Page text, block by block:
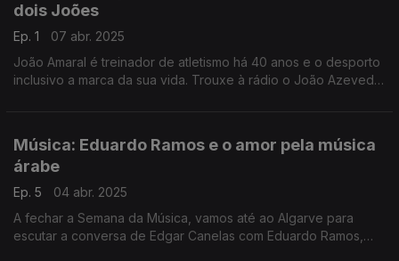
dois Joões
Ep. 1
07 abr. 2025
João Amaral é treinador de atletismo há 40 anos e o desporto
inclusivo a marca da sua vida. Trouxe à rádio o João Azevedo,
Música: Eduardo Ramos e o amor pela música
árabe
Ep. 5
04 abr. 2025
A fechar a Semana da Música, vamos até ao Algarve para
escutar a conversa de Edgar Canelas com Eduardo Ramos,